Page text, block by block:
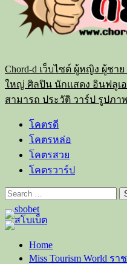
Chord-d เว็บไซต์ ผู้หญิง ผู้ช
ใหญ่ ศิลปิน นักแสดง อินฟลูเอ
สามารถ ประวัติ วาร์ป รูปภา
โคตรดี
โคตรหล่อ
โคตรสวย
โคตรวาร์ป
Search
for:
Home
Miss Tourism World รา